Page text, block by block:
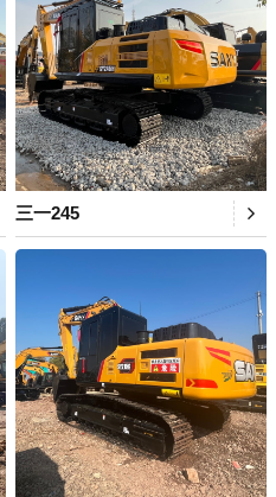
三一245